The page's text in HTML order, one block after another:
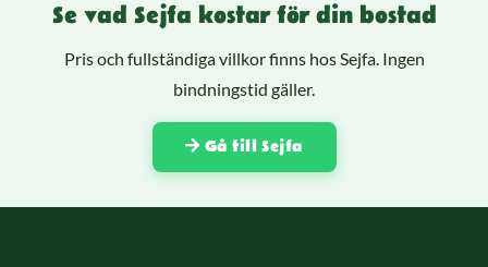
Se vad Sejfa kostar för din bostad
Pris och fullständiga villkor finns hos Sejfa. Ingen
bindningstid gäller.
Gå till Sejfa